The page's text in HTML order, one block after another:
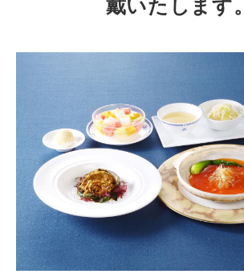
戴いたします。